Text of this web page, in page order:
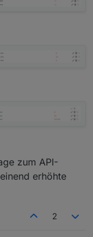
zum API-
erhöhte
2